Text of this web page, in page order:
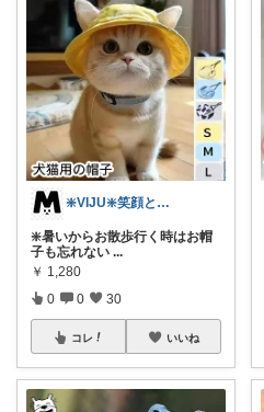
❇️VIJU❇️笑顔と感謝日々強化中🐱
❇️暑いからお散歩行く時はお帽
子も忘れない ...
￥ 1,280
0 0 30
コレ いいね